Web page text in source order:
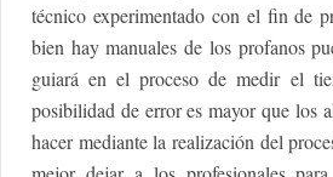
técnico experimentado con el fin de
bien hay manuales de los profanos
guiará en el proceso de medir el
posibilidad de error es mayor que los
hacer mediante la realización del